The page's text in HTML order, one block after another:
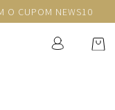
O CUPOM NEWS10